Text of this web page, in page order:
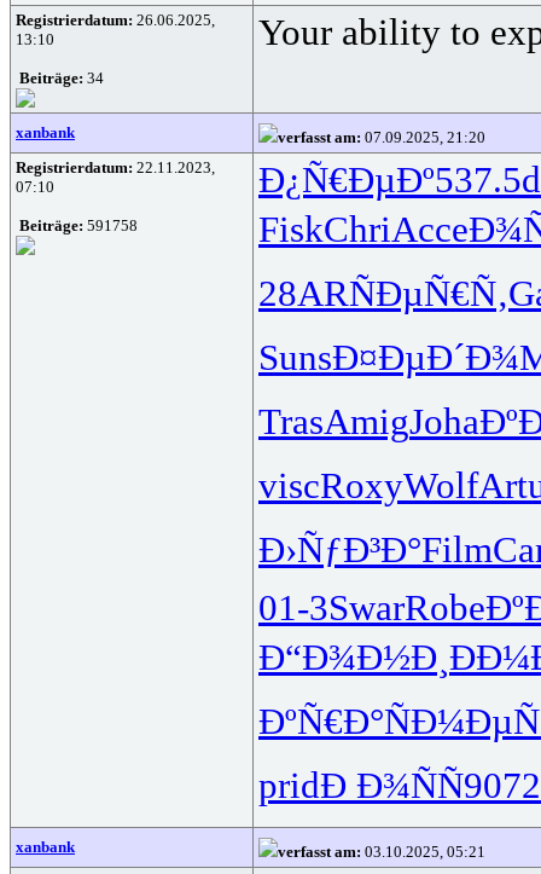
Registrierdatum: 26.06.2025,
13:10
Beiträge: 34
Your ability to
xanbank verfasst am: 07.09.2025, 21:20
Registrierdatum: 22.11.2023,
07:10
Beiträge: 591758
Ð¿Ñ€ÐµÐº537.5
FiskChriAcce
28ARÑÐµÑ€Ñ‚
SunsÐ¤ÐµÐ´Ð¾
TrasAmigJoha
viscRoxyWolf
Ð›ÑƒÐ³Ð°Film
01-3SwarRobe
Ð“Ð¾Ð½Ð¸
ÐºÑ€Ð°Ñ
pridÐ Ð¾ÑÑ9072
xanbank verfasst am: 03.10.2025, 05:21